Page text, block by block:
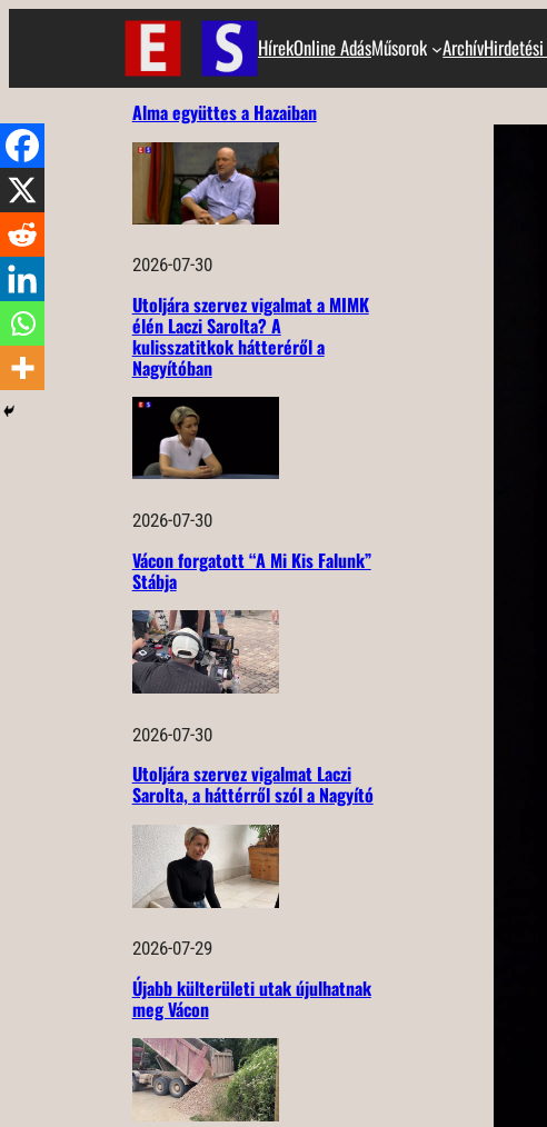
HírekOnline AdásMűsorok Archív
Alma együttes a Hazaiban
2026-07-30
Utoljára szervez vigalmat a MIMK
élén Laczi Sarolta? A
kulisszatitkok hátteréről a
Nagyítóban
2026-07-30
Vácon forgatott “A Mi Kis Falunk”
Stábja
2026-07-30
Utoljára szervez vigalmat Laczi
Sarolta, a háttérről szól a Nagyító
2026-07-29
Újabb külterületi utak újulhatnak
meg Vácon